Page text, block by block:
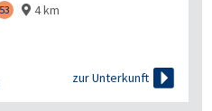
53  4 km
zur Unterkunft 